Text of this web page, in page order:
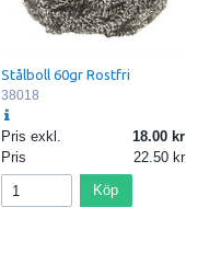
Stålboll 60gr Rostfri
38018
Pris exkl.
18.00
Pris
22.50
Köp